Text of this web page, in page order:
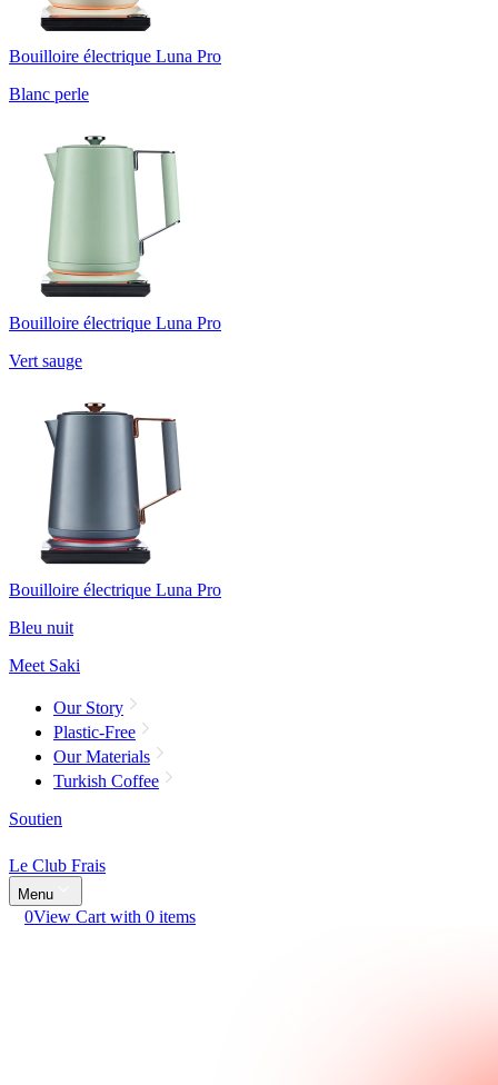
Bouilloire électrique Luna Pro
Blanc perle
Bouilloire électrique Luna Pro
Vert sauge
Bouilloire électrique Luna Pro
Bleu nuit
Meet Saki
Our Story
Plastic-Free
Our Materials
Turkish Coffee
Soutien
Le Club Frais
Menu
0View Cart with 0 items